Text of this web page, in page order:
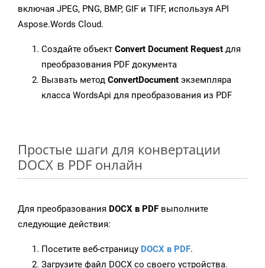
включая JPEG, PNG, BMP, GIF и TIFF, используя API
Aspose.Words Cloud.
Создайте объект Convert Document Request для
преобразования PDF документа
Вызвать метод ConvertDocument экземпляра
класса WordsApi для преобразования из PDF
Простые шаги для конвертации
DOCX в PDF онлайн
Для преобразования DOCX в PDF выполните
следующие действия:
Посетите веб-страницу DOCX в PDF.
Загрузите файл DOCX со своего устройства.